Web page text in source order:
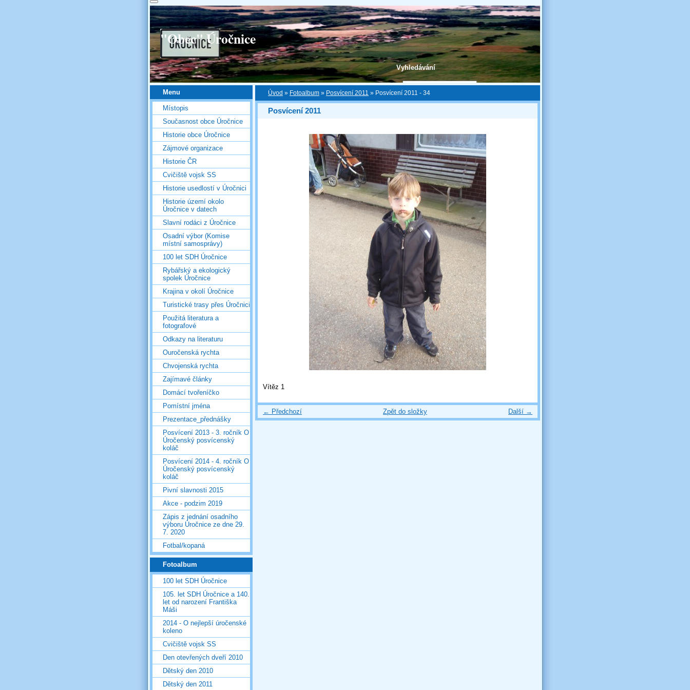
Vyhledávání
"Obec" Úročnice
Úvod » Fotoalbum » Posvícení 2011 » Posvícení 2011 - 34
Posvícení 2011
Vítěz 1
← Předchozí Další →
Zpět do složky
Menu
Místopis
Současnost obce Úročnice
Historie obce Úročnice
Zájmové organizace
Historie ČR
Cvičiště vojsk SS
Historie usedlostí v Úročnici
Historie území okolo
Úročnice v datech
Slavní rodáci z Úročnice
Osadní výbor (Komise
místní samosprávy)
100 let SDH Úročnice
Rybářský a ekologický
spolek Úročnice
Krajina v okolí Úročnice
Turistické trasy přes Úročnici
Použitá literatura a
fotografové
Odkazy na literaturu
Ouročenská rychta
Chvojenská rychta
Zajímavé články
Domácí tvořeníčko
Pomístní jména
Prezentace_přednášky
Posvícení 2013 - 3. ročník O
Úročenský posvícenský
koláč
Posvícení 2014 - 4. ročník O
Úročenský posvícenský
koláč
Pivní slavnosti 2015
Akce - podzim 2019
Zápis z jednání osadního
výboru Úročnice ze dne 29.
7. 2020
Fotbal/kopaná
Fotoalbum
100 let SDH Úročnice
105. let SDH Úročnice a 140.
let od narození Františka
Máši
2014 - O nejlepší úročenské
koleno
Cvičiště vojsk SS
Den otevřených dveří 2010
Dětský den 2010
Dětský den 2011